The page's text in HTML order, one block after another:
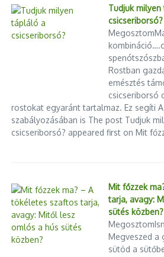
Tudjuk
csicseriborsó?
Rostban
emésztés
csicseriborsó
rostokat egyaránt tartalmaz. Ez segíti
szabályozásában is The post Tudjuk
csicseriborsó? appeared first on Mit
Mit főzzek
tarja, avagy:
sütés közben?
Megveszed a
sütöd a